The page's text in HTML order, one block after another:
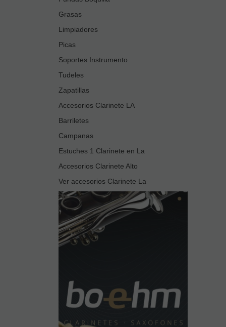
Grasas
Limpiadores
Picas
Soportes Instrumento
Tudeles
Zapatillas
Accesorios Clarinete LA
Barriletes
Campanas
Estuches 1 Clarinete en La
Accesorios Clarinete Alto
Ver accesorios Clarinete La